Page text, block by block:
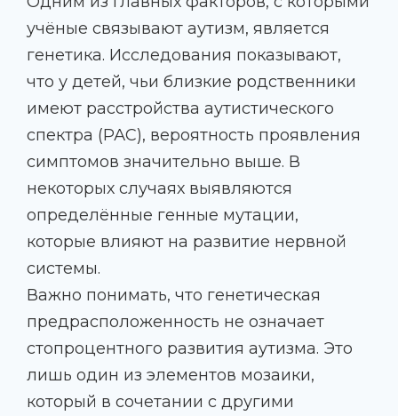
учёные связывают аутизм, является
генетика. Исследования показывают,
что у детей, чьи близкие родственники
имеют расстройства аутистического
спектра (РАС), вероятность проявления
симптомов значительно выше. В
некоторых случаях выявляются
определённые генные мутации,
которые влияют на развитие нервной
системы.
Важно понимать, что генетическая
предрасположенность не означает
стопроцентного развития аутизма. Это
лишь один из элементов мозаики,
который в сочетании с другими